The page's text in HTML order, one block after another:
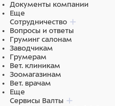
Документы компании
Еще
Сотрудничество
Вопросы и ответы
Груминг салонам
Заводчикам
Грумерам
Вет. клиникам
Зоомагазинам
Вет. врачам
Еще
Сервисы Валты